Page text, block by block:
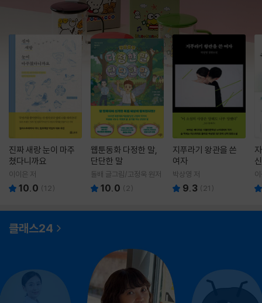
진짜 새랑 눈이 마주
쳤다니까요
이이은 저
10.0 (12)
웹툰동화 다정한 말,
단단한 말
돌배 글그림/고정욱 원저
10.0 ( 2)
지푸라기 왕관을 쓴
여자
박상영 저
9.3 ( 21 )
클래스24